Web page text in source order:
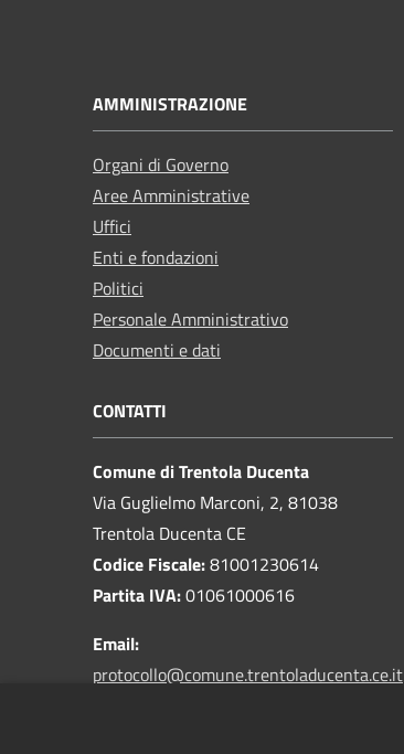
AMMINISTRAZIONE
Organi di Governo
Aree Amministrative
Uffici
Enti e fondazioni
Politici
Personale Amministrativo
Documenti e dati
CONTATTI
Comune di Trentola Ducenta
Via Guglielmo Marconi, 2, 81038
Trentola Ducenta CE
Codice Fiscale:81001230614
Partita IVA:01061000616
Email:
protocollo@comune.trentoladucenta.ce.it